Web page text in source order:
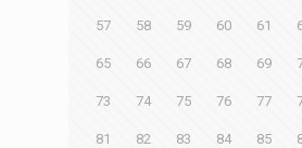
57 58 59 60 61
65 66 67 68 69
73 74 75 76 77
81 82 83 84 85